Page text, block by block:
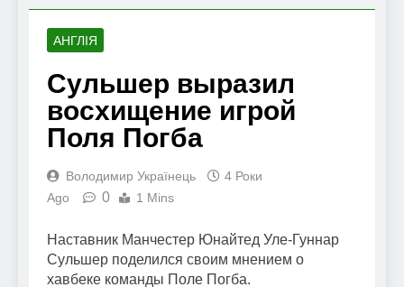
АНГЛІЯ
Сульшер выразил
восхищение игрой
Поля Погба
Володимир Українець
4 Роки
Ago
0 1 Mins
Наставник Манчестер Юнайтед Уле-Гуннар
Сульшер поделился своим мнением о
хавбеке команды Поле Погба.